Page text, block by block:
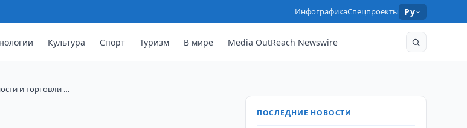
ИнфографикаСпецпроекты Ру
Культура Спорт Туризм В мире Media OutReach Newswire
и торговли …
ПОСЛЕДНИЕ НОВОСТИ